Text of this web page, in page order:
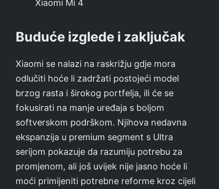
Xiaomi Mi 4
Buduće izglede i zaključak
Xiaomi se nalazi na raskrižju gdje mora
odlučiti hoće li zadržati postojeći model
brzog rasta i širokog portfelja, ili će se
fokusirati na manje uređaja s boljom
softverskom podrškom. Njihova nedavna
ekspanzija u premium segment s Ultra
serijom pokazuje da razumiju potrebu za
promjenom, ali još uvijek nije jasno hoće li
moći primijeniti potrebne reforme kroz cijeli